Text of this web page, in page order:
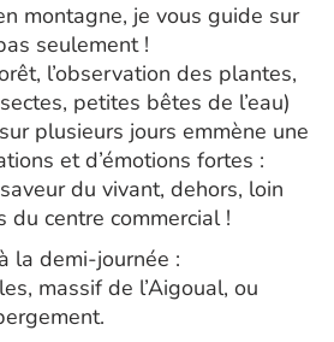
montagne, je vous guide sur
seulement !
l’observation des plantes,
petites bêtes de l’eau)
plusieurs jours emmène une
et d’émotions fortes :
du vivant, dehors, loin
centre commercial !
la demi-journée :
massif de l’Aigoual, ou